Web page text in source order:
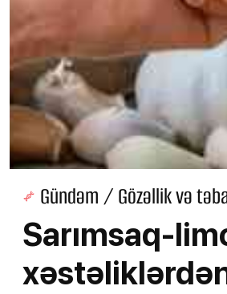
Gündəm / Gözəllik və
Sarımsaq-